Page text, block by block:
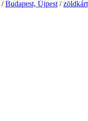
/Budapest, Újpest /